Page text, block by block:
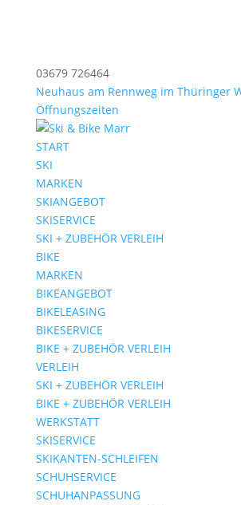
03679 726464
Neuhaus am Rennweg im Thüringer
Öffnungszeiten
START
SKI
MARKEN
SKIANGEBOT
SKISERVICE
SKI + ZUBEHÖR VERLEIH
BIKE
MARKEN
BIKEANGEBOT
BIKELEASING
BIKESERVICE
BIKE + ZUBEHÖR VERLEIH
VERLEIH
SKI + ZUBEHÖR VERLEIH
BIKE + ZUBEHÖR VERLEIH
WERKSTATT
SKISERVICE
SKIKANTEN-SCHLEIFEN
SCHUHSERVICE
SCHUHANPASSUNG